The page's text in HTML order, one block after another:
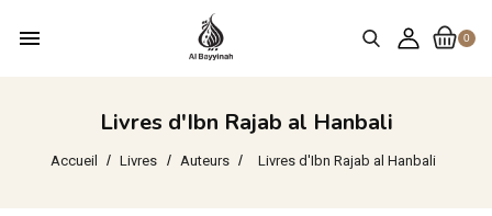
0
menu
Livres d'Ibn Rajab al Hanbali
Accueil Livres Auteurs Livres d'Ibn Rajab al Hanbali